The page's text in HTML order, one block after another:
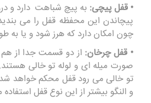
• قفل پیچی: به پیچ شباهت دارد و
پیچاندن این محفظه قفل را می
چون امکان دارد که هرز شود و یا به
• قفل چرخان: از دو قسمت جدا از
صورت میله ای و لوله تو خالی
تو خالی می رود قفل محکم خواهد
و النگو بیشتر از این نوع قفل